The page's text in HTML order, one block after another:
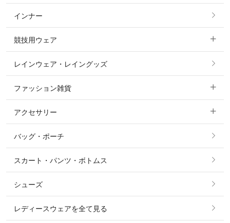
ニーグリップ・膝革 キュロット
ポロシャツ
カットソー・Tシャツ・タンクトップ
パーカー・トレーナー・スウェット
ニット・セーター
シャツ・ブラウス・ワンピース
すべてのアウター
コート
ジャケット・ブルゾン
その他 アウター
インナー
競技用ウェア
すべての競技用ウェア
ショージャケット
ショーシャツ
レインウェア・レイングッズ
ファッション雑貨
すべてのファッション雑貨
ソックス
ベルト
マフラー・スカーフ・ストール・スヌード
アクセサリー
すべてのアクセサリー
リング
ピアス・イヤリング
バッグ・ポーチ
スカート・パンツ・ボトムス
シューズ
レディースウェアを全て見る